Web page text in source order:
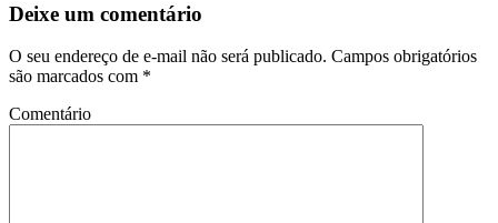
Deixe um comentário
O seu endereço de e-mail não será publicado. Campos obrigatórios
são marcados com *
Comentário